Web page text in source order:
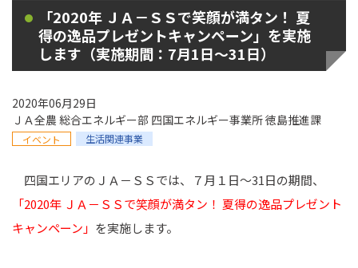
「2020年 ＪＡ－ＳＳで笑顔が満タン！ 夏
得の逸品プレゼントキャンペーン」を実施
します（実施期間：7月1日～31日）
2020年06月29日
ＪＡ全農 総合エネルギー部 四国エネルギー事業所 徳島推進課
イベント 生活関連事業
四国エリアのＪＡ－ＳＳでは、７月１日～31日の期間、
「2020年 ＪＡ－ＳＳで笑顔が満タン！ 夏得の逸品プレゼント
キャンペーン」 を実施します。